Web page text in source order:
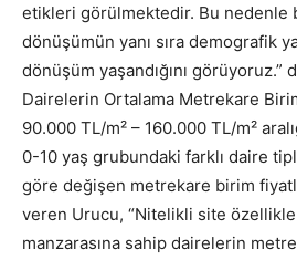
etikleri görülmektedir. Bu nedenle
dönüşümün yanı sıra demografik
dönüşüm yaşandığını görüyoruz.”
Dairelerin Ortalama Metrekare
90.000 TL/m² – 160.000 TL/m²
0-10 yaş grubundaki farklı daire
göre değişen metrekare birim
veren Urucu, “Nitelikli site
manzarasına sahip dairelerin